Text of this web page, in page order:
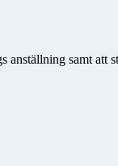
samt